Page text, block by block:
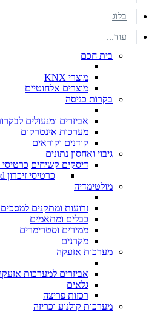
בלוג
עוד...
בית חכם
מוצרי KNX
מוצרים אלחוטיים
בקרות כניסה
אביזרים ומנעולים
מערכות אינטרקום
קודנים וקוראים
גיבוי ואחסון נתונים
דיסקים קשיחים כרטיסי
כרטיסי זיכרון SDCard ומתאמים
מולטימדיה
זרועות ומתקנים
כבלים ומתאמים
ממירים וסטרימרים
מקרנים
מערכות אזעקה
אביזרים למערכות
גלאים
רכזות פריצה
מערכות קולנוע וכריזה